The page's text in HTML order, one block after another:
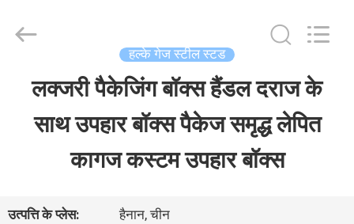
हमारे
Reserved.
हल्के गेज स्टील स्टड
लक्जरी पैकेजिंग बॉक्स हैंडल दराज के
साथ उपहार बॉक्स पैकेज समृद्ध लेपित
कागज कस्टम उपहार बॉक्स
उत्पत्ति के प्लेस: हैनान, चीन